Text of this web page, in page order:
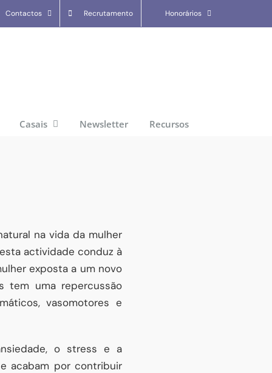
Contactos Recrutamento Honorários
Casais Newsletter Recursos
na vida da mulher
actividade conduz à
exposta a um novo
tem uma repercussão
vasomotores e
o stress e a
acabam por contribuir